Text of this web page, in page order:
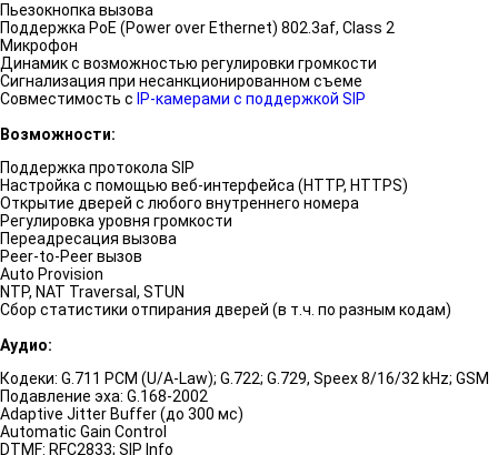
Пьезокнопка вызова
Поддержка PoE (Power over Ethernet) 802.3af, Class 2
Микрофон
Динамик с возможностью регулировки громкости
Сигнализация при несанкционированном съеме
Совместимость с IP-камерами с поддержкой SIP
Возможности:
Поддержка протокола SIP
Настройка с помощью веб-интерфейса (HTTP, HTTPS)
Открытие дверей с любого внутреннего номера
Регулировка уровня громкости
Переадресация вызова
Peer-to-Peer вызов
Auto Provision
NTP, NAT Traversal, STUN
Сбор статистики отпирания дверей (в т.ч. по разным кодам)
Аудио:
Кодеки: G.711 PCM (U/A-Law); G.722; G.729, Speex 8/16/32 kHz; GSM
Подавление эха: G.168-2002
Adaptive Jitter Buffer (до 300 мс)
Automatic Gain Control
DTMF: RFC2833; SIP Info